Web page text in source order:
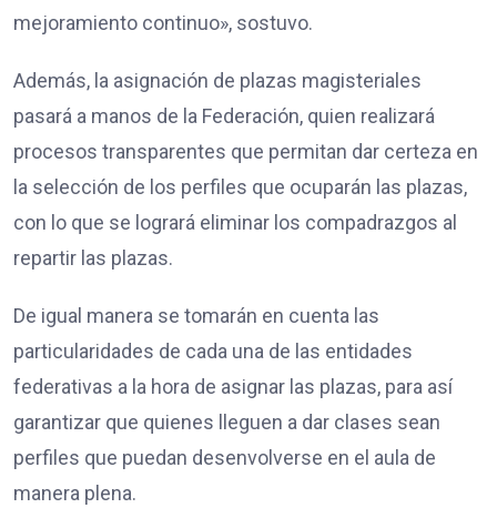
mejoramiento continuo», sostuvo.
Además, la asignación de plazas magisteriales
pasará a manos de la Federación, quien realizará
procesos transparentes que permitan dar certeza en
la selección de los perfiles que ocuparán las plazas,
con lo que se logrará eliminar los compadrazgos al
repartir las plazas.
De igual manera se tomarán en cuenta las
particularidades de cada una de las entidades
federativas a la hora de asignar las plazas, para así
garantizar que quienes lleguen a dar clases sean
perfiles que puedan desenvolverse en el aula de
manera plena.